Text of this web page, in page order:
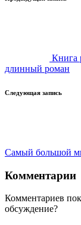
Книга
длинный роман
Следующая запись
Самый большой
Комментарии
Комментариев
обсуждение?